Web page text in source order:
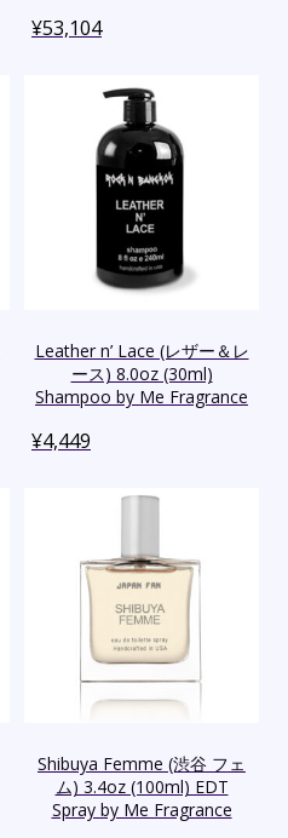
¥53,104
Leather n’ Lace (レザー＆レ
ース) 8.0oz (30ml)
Shampoo by Me Fragrance
¥4,449
Shibuya Femme (渋谷 フェ
ム) 3.4oz (100ml) EDT
Spray by Me Fragrance